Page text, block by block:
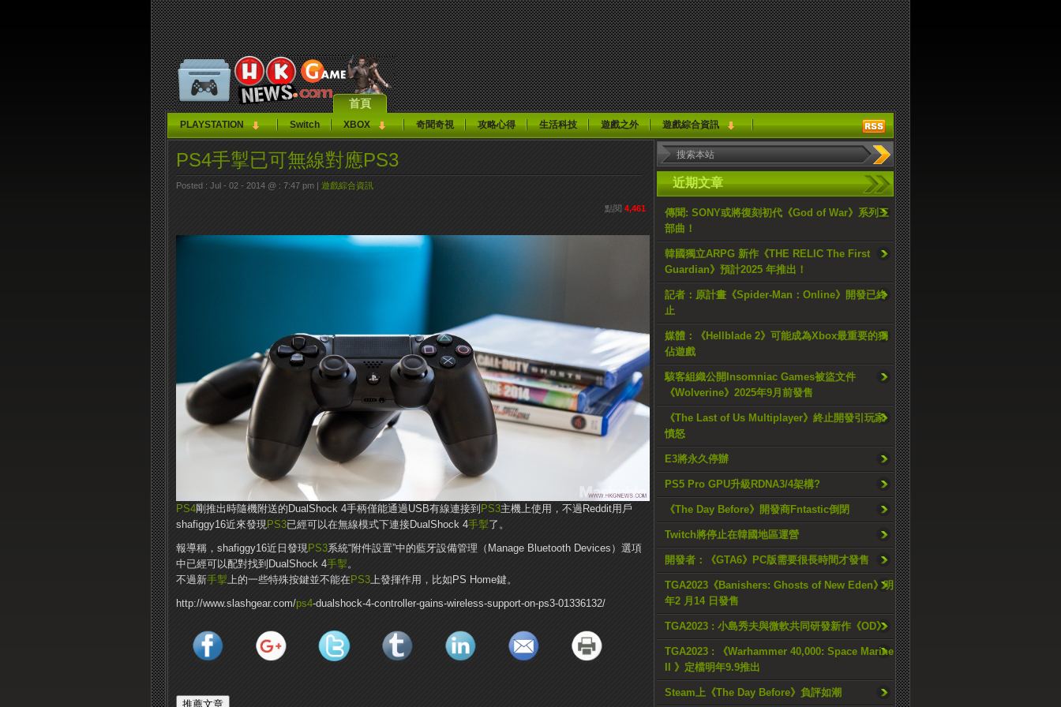
首頁
PLAYSTATION Switch XBOX 奇聞奇視 攻略心得 生活科技 遊戲之外 遊戲綜合資訊
近期文章
傳聞: SONY或將復刻初代《God of War》系列三
部曲！
韓國獨立ARPG 新作《THE RELIC The First
Guardian》預計2025 年推出！
記者：原計畫《Spider-Man：Online》開發已終
止
媒體：《Hellblade 2》可能成為Xbox最重要的獨
佔遊戲
駭客組織公開Insomniac Games被盜文件
《Wolverine》2025年9月前發售
《The Last of Us Multiplayer》終止開發引玩家
憤怒
E3將永久停辦
PS5 Pro GPU升級RDNA3/4架構?
《The Day Before》開發商Fntastic倒閉
Twitch將停止在韓國地區運營
開發者：《GTA6》PC版需要很長時間才發售
TGA2023《Banishers: Ghosts of New Eden》明
年2 月14 日發售
TGA2023 : 小島秀夫與微軟共同研發新作《OD》
TGA2023 : 《Warhammer 40,000: Space Marine
II 》定檔明年9.9推出
Steam上《The Day Before》負評如潮
PS4手掣已可無線對應PS3
Posted : Jul - 02 - 2014 @ : 7:47 pm | 遊戲綜合資訊
點閱 4,461
PS4剛推出時隨機附送的DualShock 4手柄僅能通過USB有線連接到 PS3主機上使用，不過Reddit用戶
shafiggy16近來發現PS3已經可以在無線模式下連接DualShock 4手掣了。
報導稱，shafiggy16近日發現PS3系統“附件設置”中的藍牙設備管理（Manage Bluetooth Devices）選項
中已經可以配對找到DualShock 4手掣。
不過新手掣上的一些特殊按鍵並不能在PS3上發揮作用，比如PS Home鍵。
http://www.slashgear.com/ps4-dualshock-4-controller-gains-wireless-support-on-ps3-01336132/